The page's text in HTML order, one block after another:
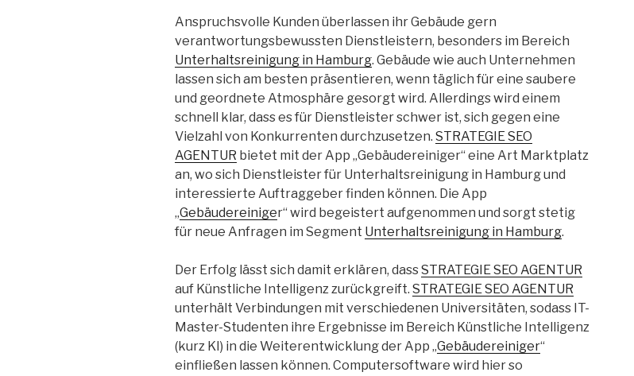
Anspruchsvolle Kunden überlassen ihr Gebäude gern
verantwortungsbewussten Dienstleistern, besonders im Bereich
Unterhaltsreinigung in Hamburg. Gebäude wie auch Unternehmen
lassen sich am besten präsentieren, wenn täglich für eine saubere
und geordnete Atmosphäre gesorgt wird. Allerdings wird einem
schnell klar, dass es für Dienstleister schwer ist, sich gegen eine
Vielzahl von Konkurrenten durchzusetzen. STRATEGIE SEO
AGENTUR bietet mit der App „Gebäudereiniger“ eine Art Marktplatz
an, wo sich Dienstleister für Unterhaltsreinigung in Hamburg und
interessierte Auftraggeber finden können. Die App
„Gebäudereiniger“ wird begeistert aufgenommen und sorgt stetig
für neue Anfragen im Segment Unterhaltsreinigung in Hamburg.
Der Erfolg lässt sich damit erklären, dassSTRATEGIE SEO AGENTUR
auf Künstliche Intelligenz zurückgreift. STRATEGIE SEO AGENTUR
unterhält Verbindungen mit verschiedenen Universitäten, sodass IT-
Master-Studenten ihre Ergebnisse im Bereich Künstliche Intelligenz
(kurz KI) in die Weiterentwicklung der App „Gebäudereiniger“
einfließen lassen können. Computersoftware wird hier so